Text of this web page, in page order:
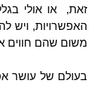
זאת, או אולי
האפשרויות, ויש
משום שהם חווים
בעולם של עושר